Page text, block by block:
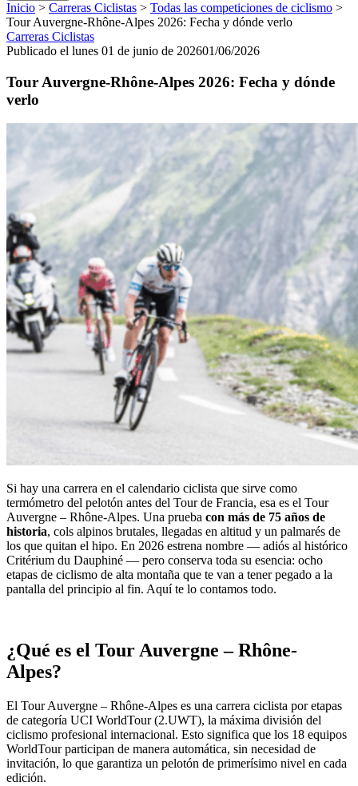
Inicio > Carreras Ciclistas > Todas las competiciones de ciclismo >
Tour Auvergne-Rhône-Alpes 2026: Fecha y dónde verlo
Carreras Ciclistas
Publicado el lunes 01 de junio de 202601/06/2026
Tour Auvergne-Rhône-Alpes 2026: Fecha y dónde
verlo
Si hay una carrera en el calendario ciclista que sirve como
termómetro del pelotón antes del Tour de Francia, esa es el Tour
Auvergne – Rhône-Alpes. Una prueba con más de 75 años de
historia, cols alpinos brutales, llegadas en altitud y un palmarés de
los que quitan el hipo. En 2026 estrena nombre — adiós al histórico
Critérium du Dauphiné — pero conserva toda su esencia: ocho
etapas de ciclismo de alta montaña que te van a tener pegado a la
pantalla del principio al fin. Aquí te lo contamos todo.
¿Qué es el Tour Auvergne – Rhône-
Alpes?
El Tour Auvergne – Rhône-Alpes es una carrera ciclista por etapas
de categoría UCI WorldTour (2.UWT), la máxima división del
ciclismo profesional internacional. Esto significa que los 18 equipos
WorldTour participan de manera automática, sin necesidad de
invitación, lo que garantiza un pelotón de primerísimo nivel en cada
edición.